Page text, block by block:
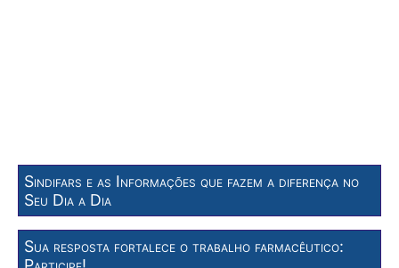
Sindifars e as Informações que fazem a diferença no
Seu Dia a Dia
Sua resposta fortalece o trabalho farmacêutico: